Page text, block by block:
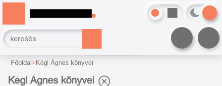
Főoldal Kégl Ágnes könyvei
Kégl Ágnes könyvei